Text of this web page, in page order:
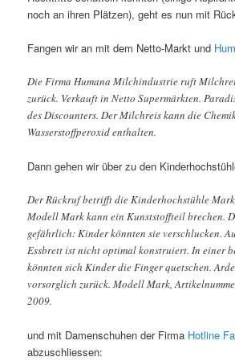
noch an ihren Plätzen), geht es nun mit
Fangen wir an mit dem Netto-Markt und
Die Firma Humana Milchindustrie ruft
zurück. Verkauft in Netto Supermärkten.
des Discounters. Der Milchreis kann die
Wasserstoffperoxid enthalten.
Dann gehen wir über zu den
Der Rückruf betrifft die Kinderhochstühle
Modell Mark kann ein Kunststoffteil brechen.
gefährlich: Kinder könnten sie verschlucken.
Essbrett ist nicht optimal konstruiert. In einer
könnten sich Kinder die Finger quetschen.
vorsorglich zurück. Modell Mark,
2009.
und mit Damenschuhen der Firma Hotline
abzuschliessen: